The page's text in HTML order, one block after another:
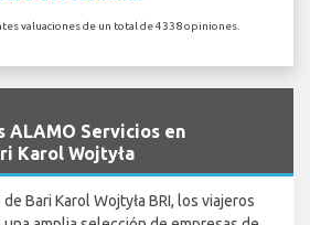
valuaciones de un total de 4338 opiniones.
ALAMO Servicios en
Karol Wojtyła
Bari Karol Wojtyła BRI, los viajeros